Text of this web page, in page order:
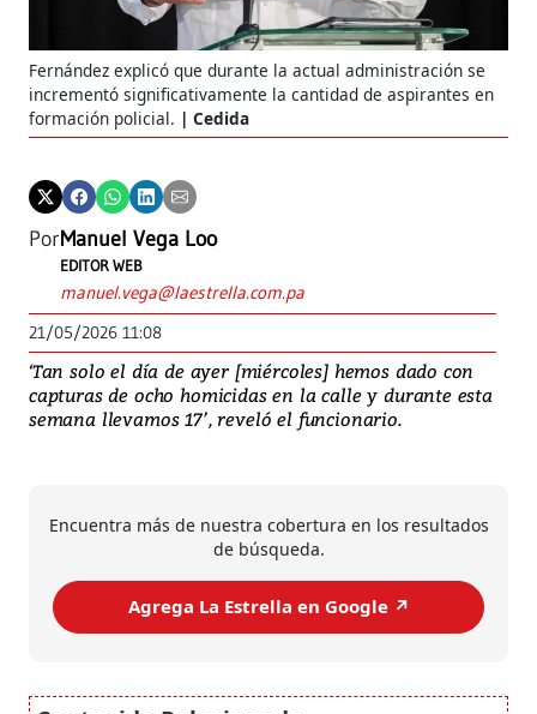
Fernández explicó que durante la actual administración se
incrementó significativamente la cantidad de aspirantes en
formación policial.
Cedida
PorManuel Vega Loo
EDITOR WEB
manuel.vega@laestrella.com.pa
21/05/2026 11:08
‘Tan solo el día de ayer [miércoles] hemos dado con
capturas de ocho homicidas en la calle y durante esta
semana llevamos 17’, reveló el funcionario.
Encuentra más de nuestra cobertura en los resultados
de búsqueda.
Agrega La Estrella en Google ↗️